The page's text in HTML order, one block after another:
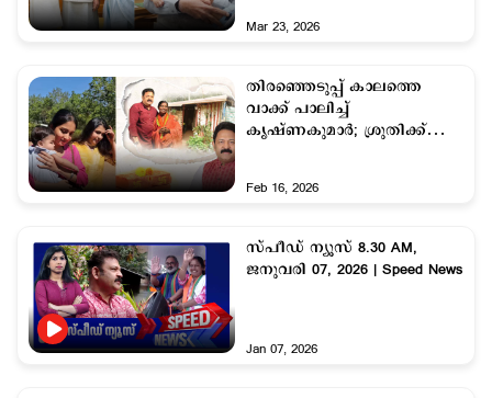
Mar 23, 2026
തിരഞ്ഞെടുപ്പ് കാലത്തെ
വാക്ക് പാലിച്ച്
കൃഷ്ണകുമാർ; ശ്രുതിക്ക്
Feb 16, 2026
സ്പീഡ് ന്യൂസ് 8.30 AM,
ജനുവരി 07, 2026 | Speed News
Jan 07, 2026